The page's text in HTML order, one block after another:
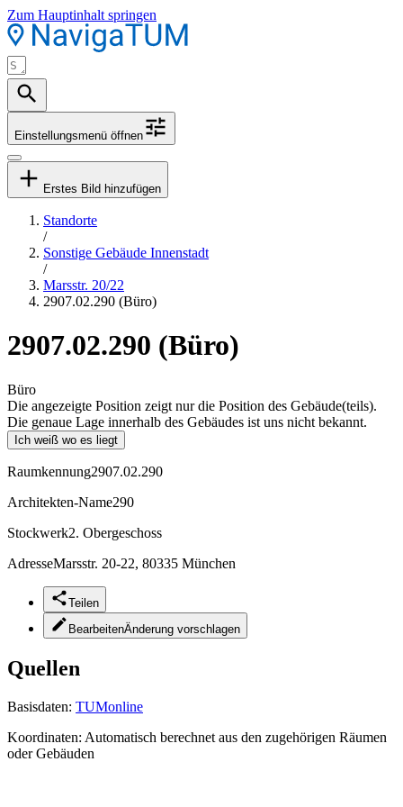
Zum Hauptinhalt springen
Einstellungsmenü öffnen
Erstes Bild hinzufügen
Standorte
/
Sonstige Gebäude Innenstadt
/
Marsstr. 20/22
2907.02.290 (Büro)
2907.02.290 (Büro)
Büro
Die angezeigte Position zeigt nur die Position des Gebäude(teils).
Die genaue Lage innerhalb des Gebäudes ist uns nicht bekannt.
Ich weiß wo es liegt
Raumkennung2907.02.290
Architekten-Name290
Stockwerk2. Obergeschoss
AdresseMarsstr. 20-22, 80335 München
Teilen
BearbeitenÄnderung vorschlagen
Quellen
Basisdaten: TUMonline
Koordinaten: Automatisch berechnet aus den zugehörigen Räumen
oder Gebäuden